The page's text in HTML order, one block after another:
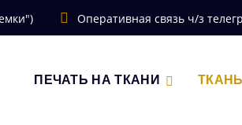
Оперативная связь ч/з
ПЕЧАТЬ НА ТКАНИ ТКАНЬ